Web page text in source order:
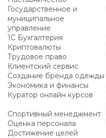
Государственное и
муниципальное
управление
1С Бухгалтерия
Криптовалюты
Трудовое право
Клиентский сервис
Создание бренда одежды
Экономика и финансы
Куратор онлайн курсов
Спортивный менеджмент
Оценка персонала
Достижение целей